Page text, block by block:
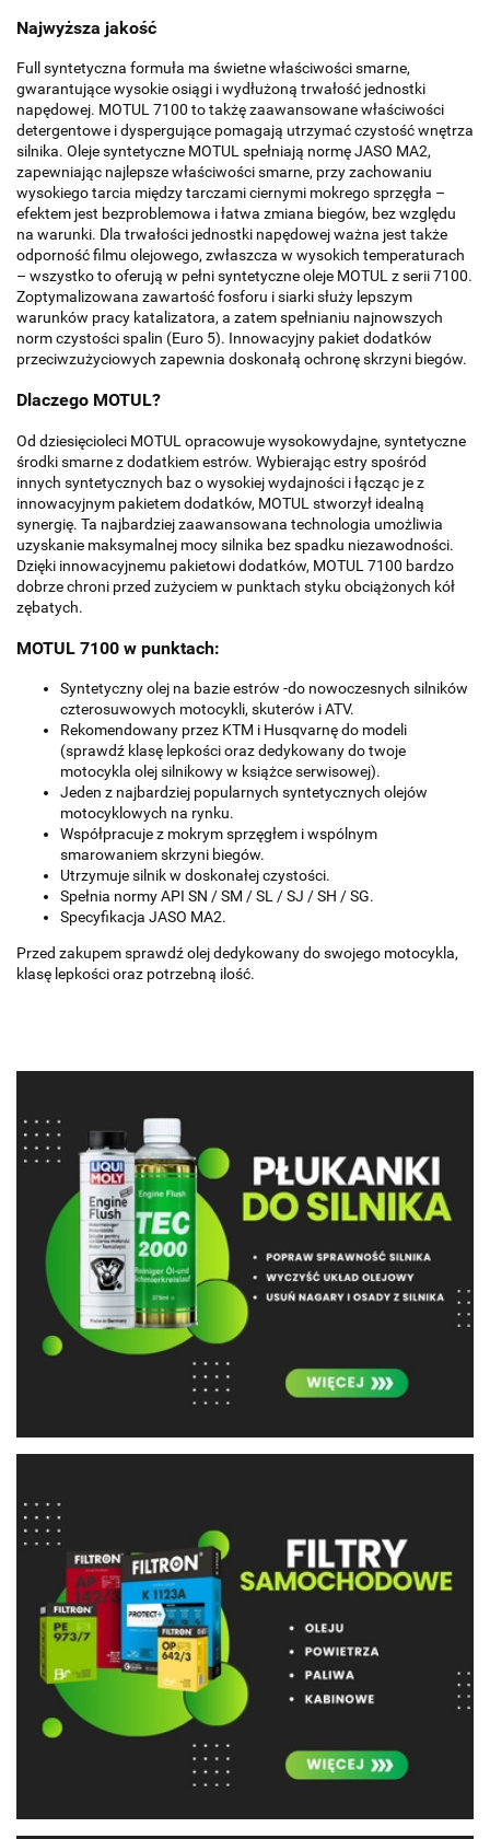
Najwyższa jakość
Full syntetyczna formuła ma świetne właściwości smarne,
gwarantujące wysokie osiągi i wydłużoną trwałość jednostki
napędowej. MOTUL 7100 to takżę zaawansowane właściwości
detergentowe i dyspergujące pomagają utrzymać czystość wnętrza
silnika. Oleje syntetyczne MOTUL spełniają normę JASO MA2,
zapewniając najlepsze właściwości smarne, przy zachowaniu
wysokiego tarcia między tarczami ciernymi mokrego sprzęgła –
efektem jest bezproblemowa i łatwa zmiana biegów, bez względu
na warunki. Dla trwałości jednostki napędowej ważna jest także
odporność filmu olejowego, zwłaszcza w wysokich temperaturach
– wszystko to oferują w pełni syntetyczne oleje MOTUL z serii 7100.
Zoptymalizowana zawartość fosforu i siarki służy lepszym
warunków pracy katalizatora, a zatem spełnianiu najnowszych
norm czystości spalin (Euro 5). Innowacyjny pakiet dodatków
przeciwzużyciowych zapewnia doskonałą ochronę skrzyni biegów.
Dlaczego MOTUL?
Od dziesięcioleci MOTUL opracowuje wysokowydajne, syntetyczne
środki smarne z dodatkiem estrów. Wybierając estry spośród
innych syntetycznych baz o wysokiej wydajności i łącząc je z
innowacyjnym pakietem dodatków, MOTUL stworzył idealną
synergię. Ta najbardziej zaawansowana technologia umożliwia
uzyskanie maksymalnej mocy silnika bez spadku niezawodności.
Dzięki innowacyjnemu pakietowi dodatków, MOTUL 7100 bardzo
dobrze chroni przed zużyciem w punktach styku obciążonych kół
zębatych.
MOTUL 7100 w punktach:
Syntetyczny olej na bazie estrów -do nowoczesnych silników
czterosuwowych motocykli, skuterów i ATV.
Rekomendowany przez KTM i Husqvarnę do modeli
(sprawdź klasę lepkości oraz dedykowany do twoje
motocykla olej silnikowy w książce serwisowej).
Jeden z najbardziej popularnych syntetycznych olejów
motocyklowych na rynku.
Współpracuje z mokrym sprzęgłem i wspólnym
smarowaniem skrzyni biegów.
Utrzymuje silnik w doskonałej czystości.
Spełnia normy API SN / SM / SL / SJ / SH / SG.
Specyfikacja JASO MA2.
Przed zakupem sprawdź olej dedykowany do swojego motocykla,
klasę lepkości oraz potrzebną ilość.